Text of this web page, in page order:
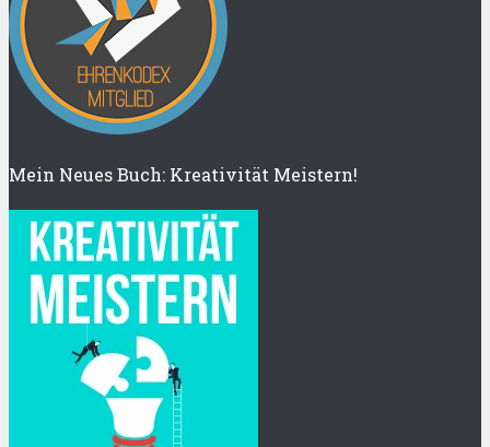
Mein Neues Buch: Kreativität Meistern!